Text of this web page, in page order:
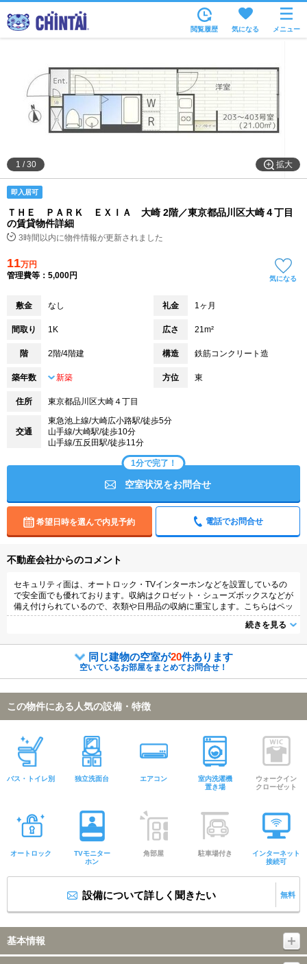
住所から
家賃相場から
通勤通学時間から
閲覧履歴 気になる メニュー
拡大
1 /30
即入居可
ＴＨＥ ＰＡＲＫ ＥＸＩＡ 大崎 2階／東京都品川区大崎４丁目
の賃貸物件詳細
3時間以内に物件情報が更新されました
11万円
管理費等：5,000円
気になる
敷金 なし 礼金 1ヶ月
間取り 1K 広さ 21m²
階 2階/4階建 構造 鉄筋コンクリート造
築年数 新築 方位 東
住所 東京都品川区大崎４丁目
交通
東急池上線/大崎広小路駅/徒歩5分
山手線/大崎駅/徒歩10分
山手線/五反田駅/徒歩11分
1分で完了！
空室状況をお問合せ
希望日時を選んで内見予約 電話でお問合せ
不動産会社からのコメント
セキュリティ面は、オートロック・TVインターホンなどを設置しているの
で安全面でも優れております。収納はクロゼット・シューズボックスなどが
備え付けられているので、衣類や日用品の収納に重宝します。こちらはペッ
ト相談可の物件なので、事前にご相談いただけます。徒歩5分に駅がある物
続きを見る
同じ建物の空室が20件あります
空いているお部屋をまとめてお問合せ！
この物件にある人気の設備・特徴
バス・トイレ別 独立洗面台 エアコン
室内洗濯機
置き場
ウォークイン
クローゼット
オートロック
TVモニター
ホン
角部屋 駐車場付き
インターネット
接続可
設備について詳しく聞きたい 無料
基本情報